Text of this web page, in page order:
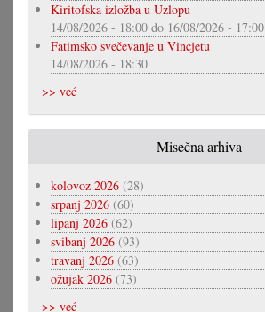
Kiritofska izložba u Uzlopu
14/08/2026 - 18:00 do 16/08/2026 - 17:00
Fatimsko svečevanje u Vincjetu
14/08/2026 - 18:30
>> već
Misečna arhiva
kolovoz 2026 (28)
srpanj 2026 (60)
lipanj 2026 (62)
svibanj 2026 (93)
travanj 2026 (63)
ožujak 2026 (73)
>> već